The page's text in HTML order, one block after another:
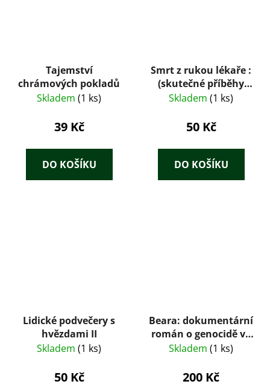
Tajemství
chrámových pokladů
Skladem (1 ks)
39 Kč
DO KOŠÍKU
Smrt z rukou lékaře :
(skutečné příběhy
vrahů s lékařským
Skladem (1 ks)
50 Kč
DO KOŠÍKU
Lidické podvečery s
hvězdami II
Skladem (1 ks)
50 Kč
Beara: dokumentární
román o genocidě ve
Srebrenici
Skladem (1 ks)
200 Kč